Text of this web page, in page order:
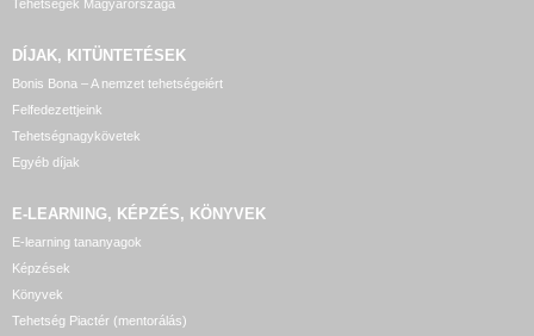
Tehetségek Magyarországa
DÍJAK, KITÜNTETÉSEK
Bonis Bona – A nemzet tehetségeiért
Felfedezettjeink
Tehetségnagykövetek
Egyéb díjak
E-LEARNING, KÉPZÉS, KÖNYVEK
E-learning tananyagok
Képzések
Könyvek
Tehetség Piactér (mentorálás)